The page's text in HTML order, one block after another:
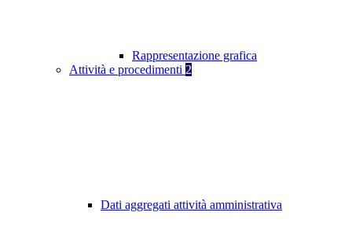
Rappresentazione grafica
Attività e procedimenti 2
Dati aggregati attività amministrativa